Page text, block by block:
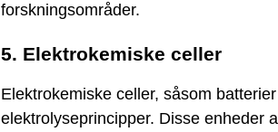
forskningsområder.
5. Elektrokemiske celler
Elektrokemiske celler, såsom
elektrolyseprincipper. Disse enheder